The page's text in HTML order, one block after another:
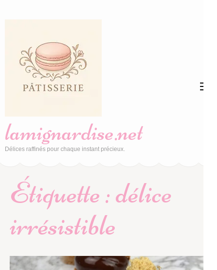
(Pressez
Entrée)
lamignardise.net
Délices raffinés pour chaque instant précieux.
Étiquette :délice
irrésistible